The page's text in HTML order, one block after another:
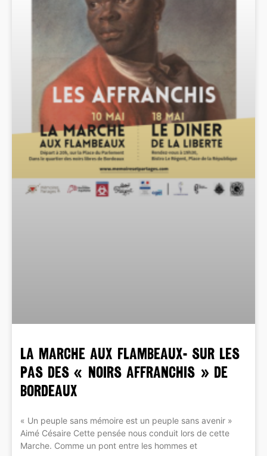
LA MARCHE AUX FLAMBEAUX- Sur les
pas des « noirs affranchis » de
Bordeaux
« Un peuple sans mémoire est un peuple sans avenir »
Aimé Césaire Cette pensée nous conduit lors de cette
Marche. Comme un pont entre les hommes et